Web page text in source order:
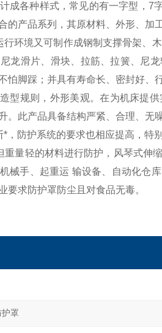
成各种样式，常见的有一字型，7
的产品系列，其原材料、外形、加
行环境又可制作成钢制支撑骨架、
龙滑片、滑块、拉筋、拉簧、尼
怕脚踩；并具有寿命长、密封好、
型规则，外形美观。在为机床提
。此产品具备结构严紧、合理、无
，防护系统的要求也相应提高，特
量轻的材料进行防护，风琴式伸
械手、起重运 输设备、自动化仓
要求防护罩防尘且对食品无毒。